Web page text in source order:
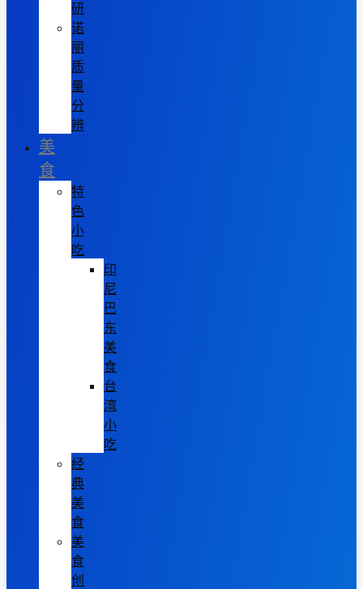
研
诺
丽
质
量
分
辨
美
食
特
色
小
吃
印
尼
巴
东
美
食
台
湾
小
吃
经
典
美
食
美
食
创